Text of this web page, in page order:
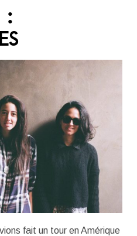
:
fait un tour en Amérique